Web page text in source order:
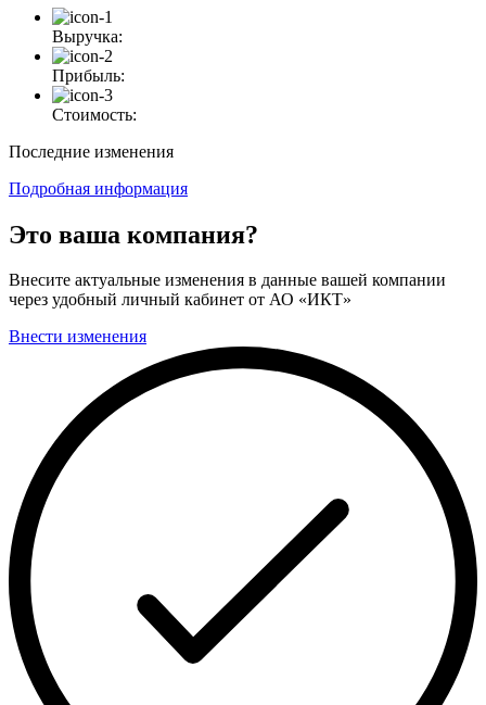
Выручка:
Прибыль:
Стоимость:
Последние изменения
Подробная информация
Это ваша компания?
Внесите актуальные изменения в данные вашей компании
через удобный личный кабинет от АО «ИКТ»
Внести изменения